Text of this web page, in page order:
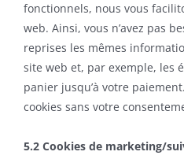
fonctionnels, nous vous
web. Ainsi, vous n’avez pas
reprises les mêmes
site web et, par exemple, les
panier jusqu’à votre
cookies sans votre
5.2 Cookies de marketing/